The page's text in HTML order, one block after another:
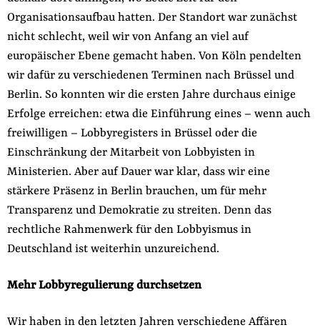
Organisationsaufbau hatten. Der Standort war zunächst
nicht schlecht, weil wir von Anfang an viel auf
europäischer Ebene gemacht haben. Von Köln pendelten
wir dafür zu verschiedenen Terminen nach Brüssel und
Berlin. So konnten wir die ersten Jahre durchaus einige
Erfolge erreichen: etwa die Einführung eines – wenn auch
freiwilligen – Lobbyregisters in Brüssel oder die
Einschränkung der Mitarbeit von Lobbyisten in
Ministerien. Aber auf Dauer war klar, dass wir eine
stärkere Präsenz in Berlin brauchen, um für mehr
Transparenz und Demokratie zu streiten. Denn das
rechtliche Rahmenwerk für den Lobbyismus in
Deutschland ist weiterhin unzureichend.
Mehr Lobbyregulierung durchsetzen
Wir haben in den letzten Jahren verschiedene Affären